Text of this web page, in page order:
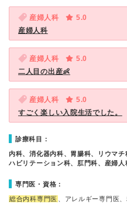
産婦人科
5.0
産婦人科
産婦人科
5.0
二人目の出産👶
産婦人科
5.0
すごく楽しい入院生活でした。
診療科目：
内科、消化器内科、胃腸科、リウマ
ハビリテーション科、肛門科、産婦
専門医・資格：
総合内科専門医 、アレルギー専門医